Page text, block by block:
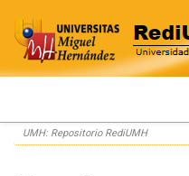
Skip
navigation
UMH: Repositorio RediUMH